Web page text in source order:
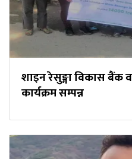
शाइन रेसुङ्गा विकास बैंक
कार्यक्रम सम्पन्न